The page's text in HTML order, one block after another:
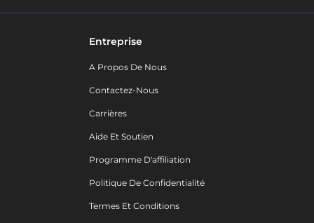
Entreprise
A Propos De Nous
Contactez-Nous
Carrières
Aide Et Soutien
Programme D'affiliation
Politique De Confidentialité
Termes Et Conditions